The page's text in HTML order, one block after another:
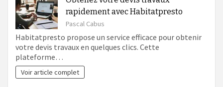
rapidement avec Habitatpresto
Pascal Cabus
Habitatpresto propose un service efficace pour obtenir
votre devis travaux en quelques clics. Cette
plateforme…
Voir article complet